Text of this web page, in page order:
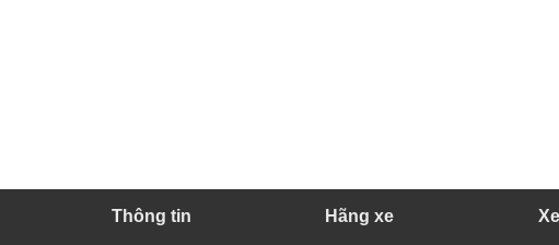
Thông tin Hãng xe